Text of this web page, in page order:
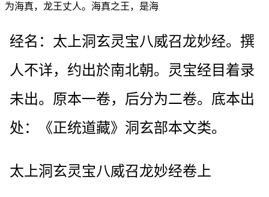
为海真，龙王丈人。海真之王，是海
经名：太上洞玄灵宝八威召龙妙经。撰
人不详，约出於南北朝。灵宝经目着录
未出。原本一卷，后分为二卷。底本出
处：《正统道藏》洞玄部本文类。
太上洞玄灵宝八威召龙妙经卷上